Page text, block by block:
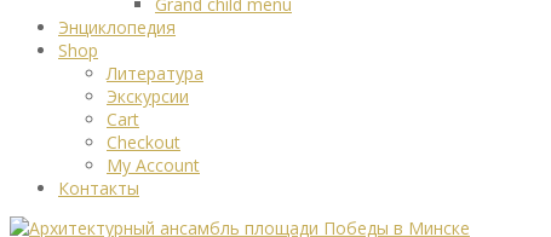
Энциклопедия
Shop
Литература
Экскурсии
Cart
Checkout
My Account
Контакты